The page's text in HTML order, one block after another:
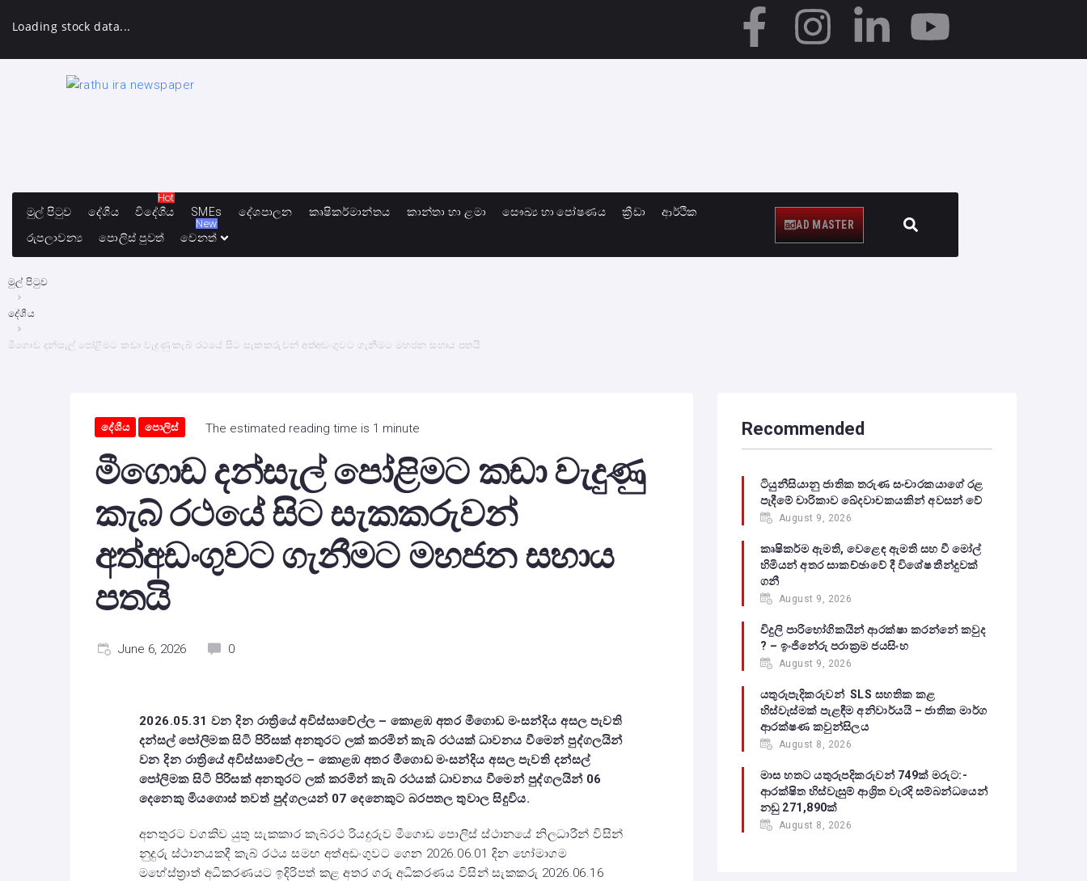
Loading stock data...
මුල් පිටුව දේශීය විදේශීය
Hot
SMEs
දේශපාලන කෘෂිකර්මාන්තය කාන්තා හා ළමා සෞඛ්‍ය හා පෝෂණය ක්‍රීඩා
ආර්ථික
රුපලාවන්‍ය
පොලිස් පුවත් වෙනත්
New AD MASTER
මුල් පිටුව
දේශීය
මීගොඩ දන්සැල් පෝළිමට කඩා වැදුණු කැබ් රථයේ සිට සැකකරුවන් අත්අඩංගුවට ගැනීමට මහජන සහාය පතයි
දේශීය පොලිස් The estimated reading time is 1 minute
මීගොඩ දන්සැල් පෝළිමට කඩා වැදුණු
කැබ් රථයේ සිට සැකකරුවන්
අත්අඩංගුවට ගැනීමට මහජන සහාය
පතයි
June 6, 2026 0
2026.05.31 වන දින රාත්‍රියේ අවිස්සාවේල්ල – කොළඹ අතර මීගොඩ මංසන්දිය අසල පැවති
දන්සල් පෝලිමක සිටි පිරිසක් අනතුරට ලක් කරමින් කැබ් රථයක් ධාවනය වීමෙන් පුද්ගලයින්
වන දින රාත්‍රියේ අවිස්සාවේල්ල – කොළඹ අතර මීගොඩ මංසන්දිය අසල පැවති දන්සල්
පෝලිමක සිටි පිරිසක් අනතුරට ලක් කරමින් කැබ් රථයක් ධාවනය වීමෙන් පුද්ගලයින් 06
දෙනෙකු මියගොස් තවත් පුද්ගලයන් 07 දෙනෙකුට බරපතල තුවාල සිදුවිය.
අනතුරට වගකිව යුතු සැකකාර කැබ්රථ රියදුරුව මීගොඩ පොලිස් ස්ථානයේ නිලධාරීන් විසින්
නුදුරු ස්ථානයකදී කැබ් රථය සමඟ අත්අඩංගුවට ගෙන 2026.06.01 දින හෝමාගම
මහේස්ත්‍රාත් අධිකරණයට ඉදිරිපත් කළ අතර ගරු අධිකරණය විසින් සැකකරු 2026.06.16
Recommended
ටියුනීසියානු ජාතික තරුණ සංචාරකයාගේ රළ
පැදීමේ චාරිකාව ඛේදවාචකයකින් අවසන් වේ‍
August 9, 2026
කෘෂිකර්ම ඇමති, වෙළෙඳ ඇමති සහ වී මෝල්
හිමියන් අතර සාකච්ඡාවේ දී විශේෂ තීන්දුවක්
ගනී
August 9, 2026
විදුලි පාරිභෝගිකයින් ආරක්ෂා කරන්නේ කවුද
? – ඉංජිනේරු පරාක්‍රම ජයසිංහ
August 9, 2026
යතුරුපැදිකරුවන් SLS සහතික කළ
හිස්වැස්මක් පැළඳීම අනිවාර්යයි – ජාතික මාර්ග
ආරක්ෂණ කවුන්සිලය
August 8, 2026
මාස හතට යතුරුපදිකරුවන් 749ක් මරුට:-
ආරක්ෂිත හිස්වැසුම් ආශ්‍රිත වැරදි සම්බන්ධයෙන්
නඩු 271,890ක්
August 8, 2026